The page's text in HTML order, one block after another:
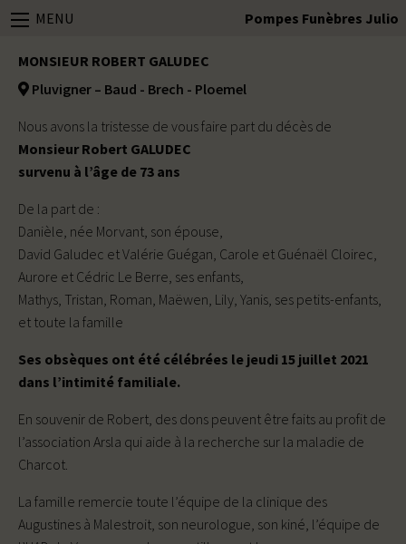
MENU Pompes Funèbres Julio
MONSIEUR ROBERT GALUDEC
Pluvigner – Baud - Brech - Ploemel
Nous avons la tristesse de vous faire part du décès de
Monsieur Robert GALUDEC
survenu à l’âge de 73 ans
De la part de :
Danièle, née Morvant, son épouse,
David Galudec et Valérie Guégan, Carole et Guénaël Cloirec,
Aurore et Cédric Le Berre, ses enfants,
Mathys, Tristan, Roman, Maëwen, Lily, Yanis, ses petits-enfants,
et toute la famille
Ses obsèques ont été célébrées le jeudi 15 juillet 2021
dans l’intimité familiale.
En souvenir de Robert, des dons peuvent être faits au profit de
l’association Arsla qui aide à la recherche sur la maladie de
Charcot.
La famille remercie toute l’équipe de la clinique des
Augustines à Malestroit, son neurologue, son kiné, l’équipe de